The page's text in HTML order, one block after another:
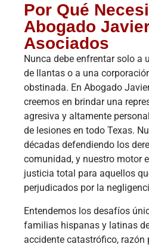
Por Qué
Abogado
Asociados
Nunca debe enfrentar solo a
de llantas o a una
obstinada. En Abogado
creemos en brindar una
agresiva y altamente
de lesiones en todo Texas.
décadas defendiendo los
comunidad, y nuestro motor
justicia total para aquellos
perjudicados por la
Entendemos los desafíos
familias hispanas y latinas
accidente catastrófico, razón